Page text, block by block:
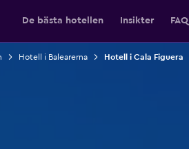
De bästa hotellen Insikter FAQ
Hotell i Balearerna Hotell i Cala Figuera